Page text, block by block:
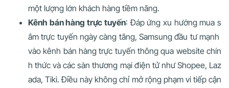
một lượng lớn khách hàng tiềm năng.
Kênh bán hàng trực tuyến: Đáp ứng xu hướng mua s
ắm trực tuyến ngày càng tăng, Samsung đầu tư mạnh
vào kênh bán hàng trực tuyến thông qua website chín
h thức và các sàn thương mại điện tử như Shopee, Laz
ada, Tiki. Điều này không chỉ mở rộng phạm vi tiếp cận